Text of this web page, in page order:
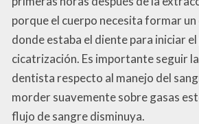
porque el cuerpo necesita formar
donde estaba el diente para iniciar
cicatrización. Es importante seguir
dentista respecto al manejo del
morder suavemente sobre gasas
flujo de sangre disminuya.